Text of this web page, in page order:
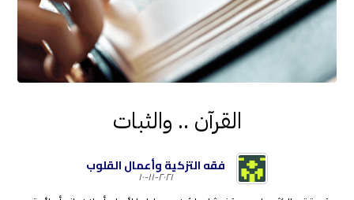
القرآن .. والثبات
فقه التزكية وأعمال القلوب
٢٠٢١-١١-١٠